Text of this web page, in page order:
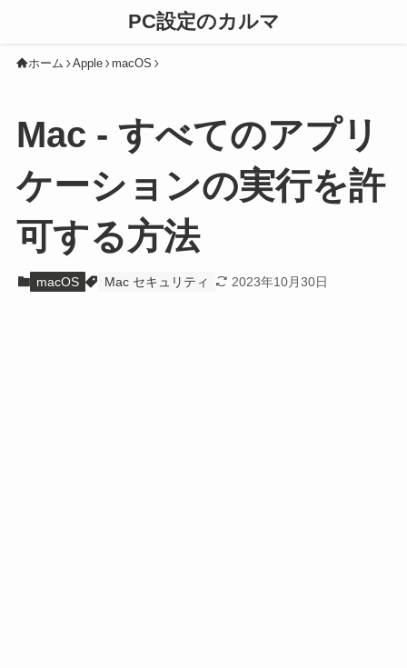
PC設定のカルマ
ホーム Apple macOS
Mac - すべてのアプリ
ケーションの実行を許
可する方法
macOS Mac セキュリティ 2023年10月30日